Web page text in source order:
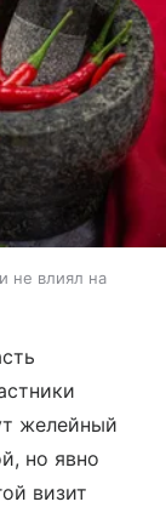
не влиял на
желейный
но явно
визит